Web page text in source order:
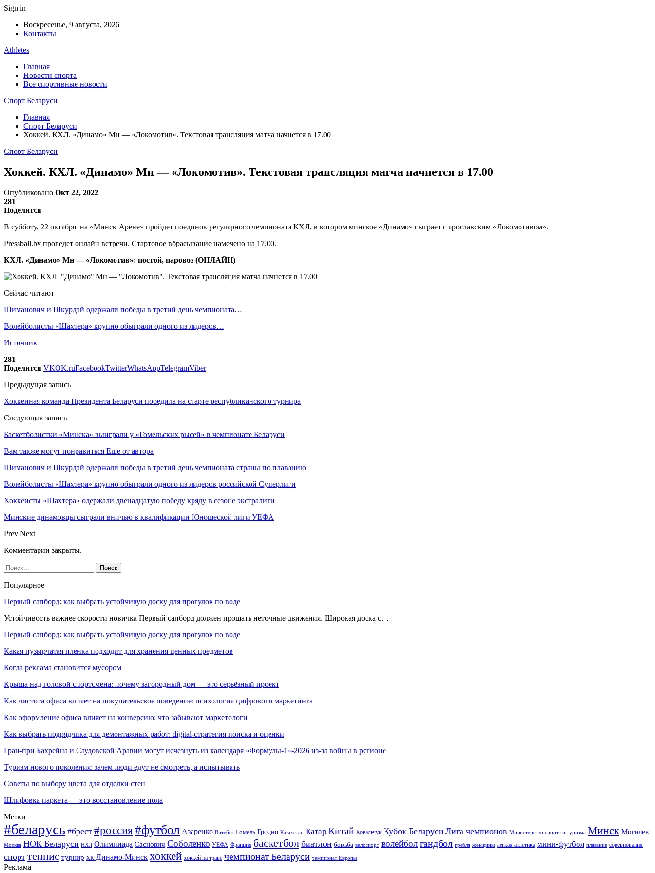
Sign in
Воскресенье, 9 августа, 2026
Контакты
Athletes
Главная
Новости спорта
Все спортивные новости
Спорт Беларуси
Главная
Спорт Беларуси
Хоккей. КХЛ. «Динамо» Мн — «Локомотив». Текстовая трансляция матча начнется в 17.00
Спорт Беларуси
Хоккей. КХЛ. «Динамо» Мн — «Локомотив». Текстовая трансляция матча начнется в 17.00
Опубликовано Окт 22, 2022
281
Поделится
В субботу, 22 октября, на «Минск-Арене» пройдет поединок регулярного чемпионата КХЛ, в котором минское «Динамо» сыграет с ярославским «Локомотивом».
Pressball.by проведет онлайн встречи. Стартовое вбрасывание намечено на 17.00.
КХЛ. «Динамо» Мн — «Локомотив»: постой, паровоз (ОНЛАЙН)
Сейчас читают
Шиманович и Шкурдай одержали победы в третий день чемпионата…
Волейболисты «Шахтера» крупно обыграли одного из лидеров…
Источник
281
Поделится VKOK.ruFacebookTwitterWhatsAppTelegramViber
Предыдущая запись
Хоккейная команда Президента Беларуси победила на старте республиканского турнира
Следующая запись
Баскетболистки «Минска» выиграли у «Гомельских рысей» в чемпионате Беларуси
Вам также могут понравиться Еще от автора
Шиманович и Шкурдай одержали победы в третий день чемпионата страны по плаванию
Волейболисты «Шахтера» крупно обыграли одного из лидеров российской Суперлиги
Хоккеисты «Шахтера» одержали двенадцатую победу кряду в сезоне экстралиги
Минские динамовцы сыграли вничью в квалификации Юношеской лиги УЕФА
Prev Next
Комментарии закрыты.
Популярное
Первый сапборд: как выбрать устойчивую доску для прогулок по воде
Устойчивость важнее скорости новичка Первый сапборд должен прощать неточные движения. Широкая доска с…
Первый сапборд: как выбрать устойчивую доску для прогулок по воде
Какая пузырчатая пленка подходит для хранения ценных предметов
Когда реклама становится мусором
Крыша над головой спортсмена: почему загородный дом — это серьёзный проект
Как чистота офиса влияет на покупательское поведение: психология цифрового маркетинга
Как оформление офиса влияет на конверсию: что забывают маркетологи
Как выбрать подрядчика для демонтажных работ: digital-стратегия поиска и оценки
Гран-при Бахрейна и Саудовской Аравии могут исчезнуть из календаря «Формулы-1»-2026 из-за войны в регионе
Туризм нового поколения: зачем люди едут не смотреть, а испытывать
Советы по выбору цвета для отделки стен
Шлифовка паркета — это восстановление пола
Метки
#беларусь #брест #россия#футбол Азаренко Витебск Гомель Гродно Казахстан Катар Китай Ковальчук Кубок Беларуси Лига чемпионов Министерство спорта и туризма Минск Могилев
Москва НОК Беларуси НХЛ Олимпиада Саснович Соболенко УЕФА Франция баскетбол биатлон борьба велоспорт волейболгандбол гребля женщины легкая атлетика мини-футбол плавание соревнования
спорт теннис турнир хк Динамо-Минск хоккей хоккей на траве чемпионат Беларуси чемпионат Европы
Реклама